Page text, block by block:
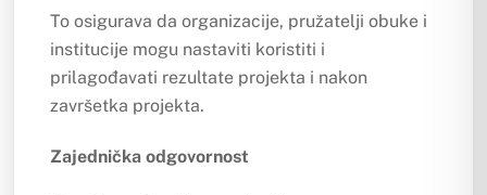
To osigurava da organizacije, pružatelji obuke i
institucije mogu nastaviti koristiti i
prilagođavati rezultate projekta i nakon
završetka projekta.
Zajednička odgovornost